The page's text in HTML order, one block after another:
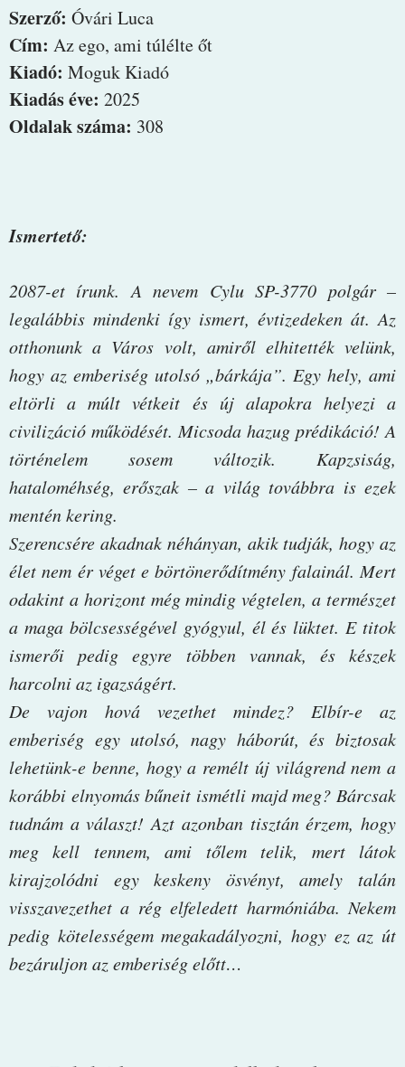
Szerző: Óvári Luca
Cím: Az ego, ami túlélte őt
Kiadó: Moguk Kiadó
Kiadás éve: 2025
Oldalak száma: 308
Ismertető:
2087-et írunk. A nevem Cylu SP-3770 polgár –
legalábbis mindenki így ismert, évtizedeken át. Az
otthonunk a Város volt, amiről elhitették velünk,
hogy az emberiség utolsó „bárkája”. Egy hely, ami
eltörli a múlt vétkeit és új alapokra helyezi a
civilizáció működését. Micsoda hazug prédikáció! A
történelem sosem változik. Kapzsiság,
hataloméhség, erőszak – a világ továbbra is ezek
mentén kering.
Szerencsére akadnak néhányan, akik tudják, hogy az
élet nem ér véget e börtönerődítmény falainál. Mert
odakint a horizont még mindig végtelen, a természet
a maga bölcsességével gyógyul, él és lüktet. E titok
ismerői pedig egyre többen vannak, és készek
harcolni az igazságért.
De vajon hová vezethet mindez? Elbír-e az
emberiség egy utolsó, nagy háborút, és biztosak
lehetünk-e benne, hogy a remélt új világrend nem a
korábbi elnyomás bűneit ismétli majd meg? Bárcsak
tudnám a választ! Azt azonban tisztán érzem, hogy
meg kell tennem, ami tőlem telik, mert látok
kirajzolódni egy keskeny ösvényt, amely talán
visszavezethet a rég elfeledett harmóniába. Nekem
pedig kötelességem megakadályozni, hogy ez az út
bezáruljon az emberiség előtt…